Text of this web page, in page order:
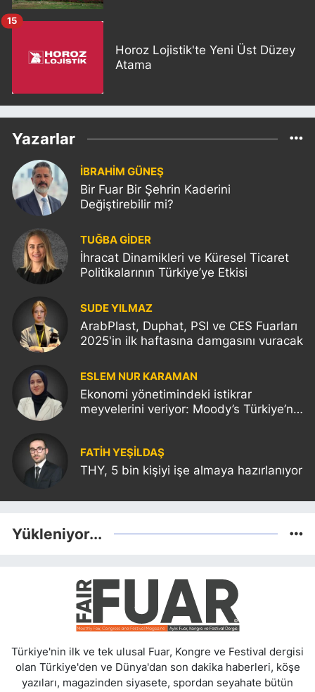
Horoz Lojistik'te Yeni Üst Düzey
Atama
15
Yazarlar
İBRAHİM GÜNEŞ
Bir Fuar Bir Şehrin Kaderini
Değiştirebilir mi?
TUĞBA GİDER
İhracat Dinamikleri ve Küresel Ticaret
Politikalarının Türkiye’ye Etkisi
SUDE YILMAZ
ArabPlast, Duphat, PSI ve CES Fuarları
2025'in ilk haftasına damgasını vuracak
ESLEM NUR KARAMAN
Ekonomi yönetimindeki istikrar
meyvelerini veriyor: Moody’s Türkiye’nin
FATIH YEŞİLDAŞ
THY, 5 bin kişiyi işe almaya hazırlanıyor
Yükleniyor...
Türkiye'nin ilk ve tek ulusal Fuar, Kongre ve Festival dergisi
olan Türkiye'den ve Dünya'dan son dakika haberleri, köşe
yazıları, magazinden siyasete, spordan seyahate bütün